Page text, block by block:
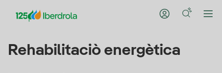
Rehabilitaciò energètica